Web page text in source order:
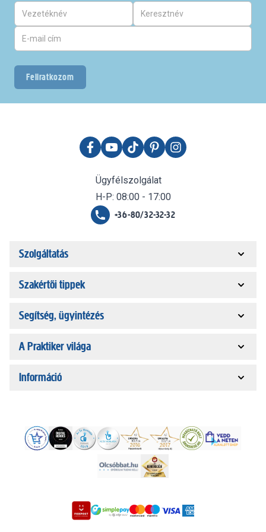
Feliratkozom
Ügyfélszolgálat
H-P: 08:00 - 17:00
+36-80/32-32-32
Szolgáltatás
Szakértői tippek
Segítség, ügyintézés
A Praktiker világa
Információ